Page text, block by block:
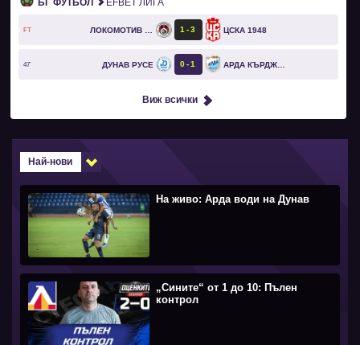
БГ ФУТБОЛ EFBET ЛИГА
FT 1 3 ЦСКА 1948
47` ДУНАВ РУСЕ 0 1 АРДА КЪРДЖАЛИ
Виж всички
Най-нови
На живо: Арда води на Дунав
„Сините“ от 1 до 10: Пълен
контрол